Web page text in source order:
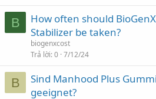
B
How often should
Stabilizer be taken?
biogenxcost
Trả lời 0 7/12/24
B
Sind Manhood Plus
geeignet?